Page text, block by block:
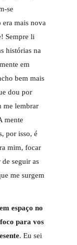
se
era mais nova
Sempre li
histórias na
em
bem mais
dou por
me lembrar
mente
por isso, é
mim, focar
seguir as
me surgem
espaço no
para vos
. Eu sei